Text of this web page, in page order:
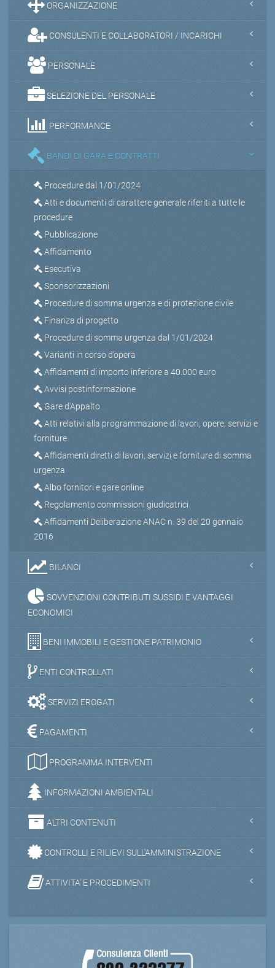
ORGANIZZAZIONE
CONSULENTI E COLLABORATORI / INCARICHI
PERSONALE
SELEZIONE DEL PERSONALE
PERFORMANCE
BANDI DI GARA E CONTRATTI
Procedure dal 1/01/2024
Atti e documenti di carattere generale riferiti a tutte le
procedure
Pubblicazione
Affidamento
Esecutiva
Sponsorizzazioni
Procedure di somma urgenza e di protezione civile
Finanza di progetto
Procedure di somma urgenza dal 1/01/2024
Varianti in corso d’opera
Affidamenti di importo inferiore a 40.000 euro
Avvisi postinformazione
Gare d'Appalto
Atti relativi alla programmazione di lavori, opere, servizi e
forniture
Affidamenti diretti di lavori, servizi e forniture di somma
urgenza
Albo fornitori e gare online
Regolamento commissioni giudicatrici
Affidamenti Deliberazione ANAC n. 39 del 20 gennaio
2016
BILANCI
SOVVENZIONI CONTRIBUTI SUSSIDI E VANTAGGI
ECONOMICI
BENI IMMOBILI E GESTIONE PATRIMONIO
ENTI CONTROLLATI
SERVIZI EROGATI
PAGAMENTI
PROGRAMMA INTERVENTI
INFORMAZIONI AMBIENTALI
ALTRI CONTENUTI
CONTROLLI E RILIEVI SULL'AMMINISTRAZIONE
ATTIVITA' E PROCEDIMENTI